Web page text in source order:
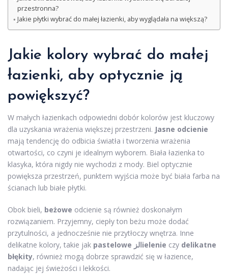
przestronna?
Jakie płytki wybrać do małej łazienki, aby wyglądała na większą?
Jakie kolory wybrać do małej
łazienki, aby optycznie ją
powiększyć?
W małych łazienkach odpowiedni dobór kolorów jest kluczowy
dla uzyskania wrażenia większej przestrzeni. Jasne odcienie
mają tendencję do odbicia światła i tworzenia wrażenia
otwartości, co czyni je idealnym wyborem. Biała łazienka to
klasyka, która nigdy nie wychodzi z mody. Biel optycznie
powiększa przestrzeń, punktem wyjścia może być biała farba na
ścianach lub białe płytki.
Obok bieli, beżowe odcienie są również doskonałym
rozwiązaniem. Przyjemny, ciepły ton beżu może dodać
przytulności, a jednocześnie nie przytłoczy wnętrza. Inne
delikatne kolory, takie jak
pastelowe الزielenie czy delikatne
błękity, również mogą dobrze sprawdzić się w łazience,
nadając jej świeżości i lekkości.